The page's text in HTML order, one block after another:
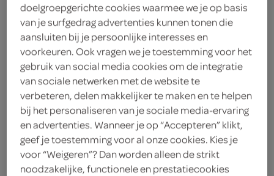
ingrediënten
100 gram feta
1 eetlepel oregano
1 teentje knoflook
6 eetlepels olijfolie
doelgroepgerichte cookies waarmee we je op basis
van je surfgedrag advertenties kunnen tonen die
aansluiten bij je persoonlijke interesses en
voorkeuren. Ook vragen we je toestemming voor het
gebruik van social media cookies om de integratie
van sociale netwerken met de website te
verbeteren, delen makkelijker te maken en te helpen
bij het personaliseren van je sociale media-ervaring
en advertenties. Wanneer je op “Accepteren” klikt,
geef je toestemming voor al onze cookies. Kies je
voor “Weigeren”? Dan worden alleen de strikt
noodzakelijke, functionele en prestatiecookies